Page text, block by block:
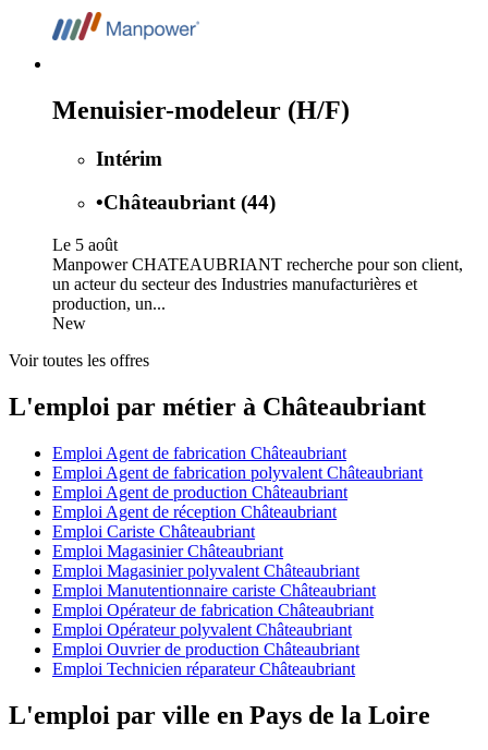
Menuisier-modeleur (H/F)
Intérim
•Châteaubriant (44)
Le 5 août
Manpower CHATEAUBRIANT recherche pour son client,
un acteur du secteur des Industries manufacturières et
production, un...
New
Voir toutes les offres
L'emploi par métier à Châteaubriant
Emploi Agent de fabrication Châteaubriant
Emploi Agent de fabrication polyvalent Châteaubriant
Emploi Agent de production Châteaubriant
Emploi Agent de réception Châteaubriant
Emploi Cariste Châteaubriant
Emploi Magasinier Châteaubriant
Emploi Magasinier polyvalent Châteaubriant
Emploi Manutentionnaire cariste Châteaubriant
Emploi Opérateur de fabrication Châteaubriant
Emploi Opérateur polyvalent Châteaubriant
Emploi Ouvrier de production Châteaubriant
Emploi Technicien réparateur Châteaubriant
L'emploi par ville en Pays de la Loire